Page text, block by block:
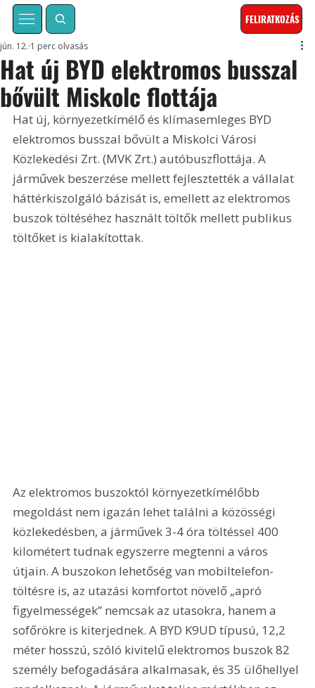
FELIRATKOZÁS
Hat új BYD elektromos busszal
bővült Miskolc flottája
jún. 12. 1 perc olvasás
Hat új, környezetkímélő és klímasemleges BYD
elektromos busszal bővült a Miskolci Városi
Közlekedési Zrt. (MVK Zrt.) autóbuszflottája. A
járművek beszerzése mellett fejlesztették a vállalat
háttérkiszolgáló bázisát is, emellett az elektromos
buszok töltéséhez használt töltők mellett publikus
töltőket is kialakítottak.
Az elektromos buszoktól környezetkímélőbb
megoldást nem igazán lehet találni a közösségi
közlekedésben, a járművek 3-4 óra töltéssel 400
kilométert tudnak egyszerre megtenni a város
útjain. A buszokon lehetőség van mobiltelefon-
töltésre is, az utazási komfortot növelő „apró
figyelmességek” nemcsak az utasokra, hanem a
sofőrökre is kiterjednek. A BYD K9UD típusú, 12,2
méter hosszú, szóló kivitelű elektromos buszok 82
személy befogadására alkalmasak, és 35 ülőhellyel